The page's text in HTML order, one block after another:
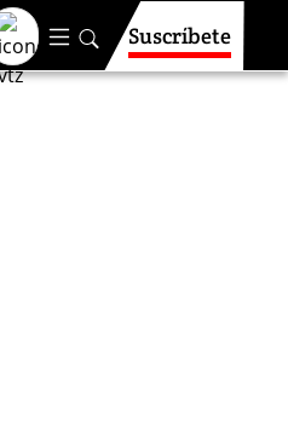
Suscríbete